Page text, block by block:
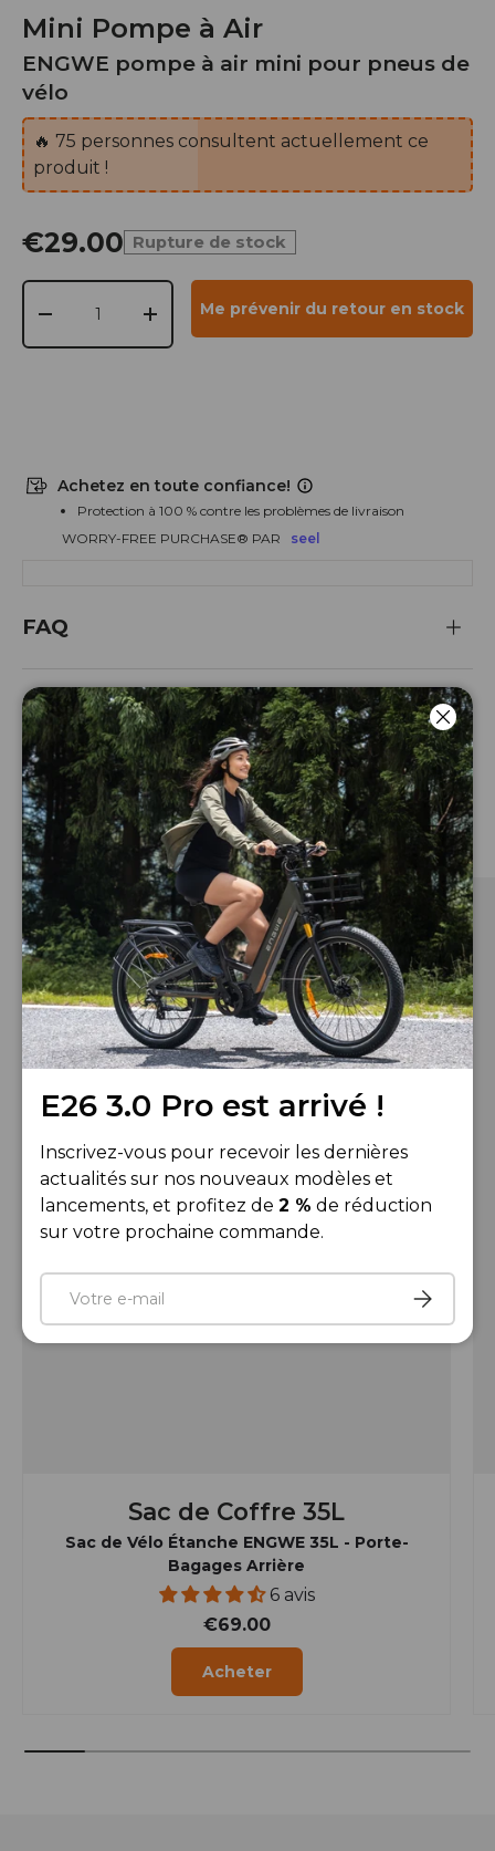
Mini Pompe à Air
ENGWE pompe à air mini pour pneus de
vélo
🔥 75 personnes consultent actuellement ce
produit !
€29.00 Rupture de stock
Qté
-
+
Me prévenir du retour en stock
Achetez en toute confiance!
Protection à 100 % contre les problèmes de livraison
WORRY-FREE PURCHASE® PAR
seel
FAQ
Vous aimerez aussi
Voir tout
Sac de Coffre 35L
Sac de Vélo Étanche ENGWE 35L - Porte-
Bagages Arrière
6 avis
€69.00
Acheter
E26 3.0 Pro est arrivé !
Inscrivez-vous pour recevoir les dernières
actualités sur nos nouveaux modèles et
lancements, et profitez de 2 % de réduction
sur votre prochaine commande.
S’inscrire